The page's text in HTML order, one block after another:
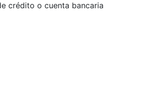
crédito o cuenta bancaria